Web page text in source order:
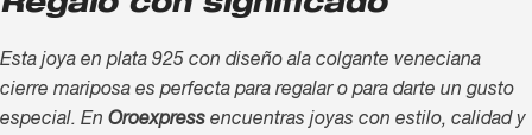
Regalo con significado
Esta joya en plata 925 con diseño ala colgante veneciana
cierre mariposa es perfecta para regalar o para darte un gusto
especial. En Oroexpress encuentras joyas con estilo, calidad y